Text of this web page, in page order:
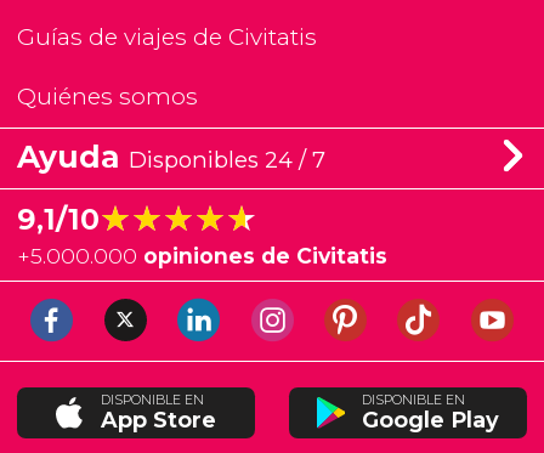
Guías de viajes de Civitatis
Quiénes somos
Ayuda Disponibles 24 / 7
9,1/10★★★★★
★★★★★
+5.000.000 opiniones de Civitatis
DISPONIBLE EN
App Store
DISPONIBLE EN
Google Play